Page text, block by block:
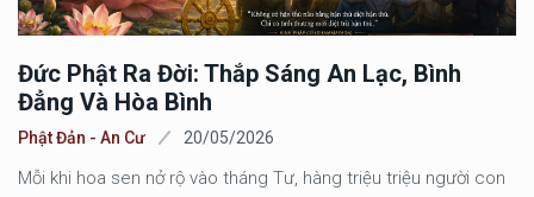
Đức Phật Ra Đời: Thắp Sáng An Lạc, Bình
Đẳng Và Hòa Bình
Phật Đản - An Cư 20/05/2026
Mỗi khi hoa sen nở rộ vào tháng Tư, hàng triệu triệu người con